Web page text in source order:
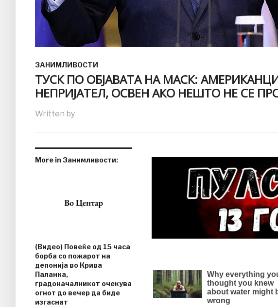
ЗАНИМЛИВОСТИ
ТУСК ПО ОБЈАВАТА НА МАСК:
НЕПРИЈАТЕЛ, ОСВЕН АКО НЕШТО НЕ СЕ
Written by
More in Занимливости:
(Видео) Повеќе од 15 часа
борба со пожарот на
депонија во Крива
Паланка,
градоначалникот очекува
огнот до вечер да биде
изгаснат